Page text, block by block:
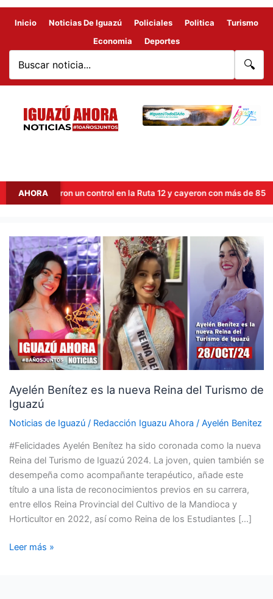
Inicio Noticias De Iguazú Policiales Politica
Turismo
Economia
Deportes
🔍
AHORAun control en la Ruta 12 y cayeron con más de 85 kilos de
Ayelén Benítez es la nueva Reina del Turismo de
Iguazú
Noticias de Iguazú/ Redacción Iguazu Ahora / Ayelén Benitez
#Felicidades Ayelén Benítez ha sido coronada como la nueva
Reina del Turismo de Iguazú 2024. La joven, quien también se
desempeña como acompañante terapéutico, añade este
título a una lista de reconocimientos previos en su carrera,
entre ellos Reina Provincial del Cultivo de la Mandioca y
Horticultor en 2022, así como Reina de los Estudiantes […]
Ayelén
Benítez
es
la
nueva
Reina
del
Turismo
de
Leer más »